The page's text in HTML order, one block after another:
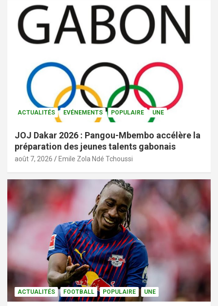
ACTUALITÉS EVÉNEMENTS POPULAIRE UNE
JOJ Dakar 2026 : Pangou-Mbembo accélère la
préparation des jeunes talents gabonais
août 7, 2026 Emile Zola Ndé Tchoussi
ACTUALITÉS FOOTBALL POPULAIRE UNE